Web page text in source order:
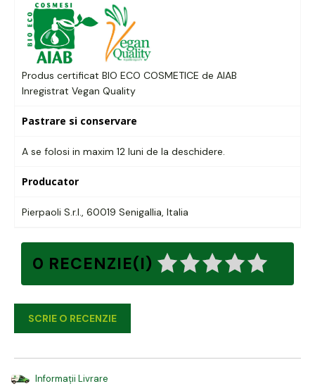
Produs certificat BIO ECO COSMETICE de AIAB
Inregistrat Vegan Quality
Pastrare si conservare
A se folosi in maxim 12 luni de la deschidere.
Producator
Pierpaoli S.r.l., 60019 Senigallia, Italia
0 RECENZIE(I)
SCRIE O RECENZIE
Informații Livrare